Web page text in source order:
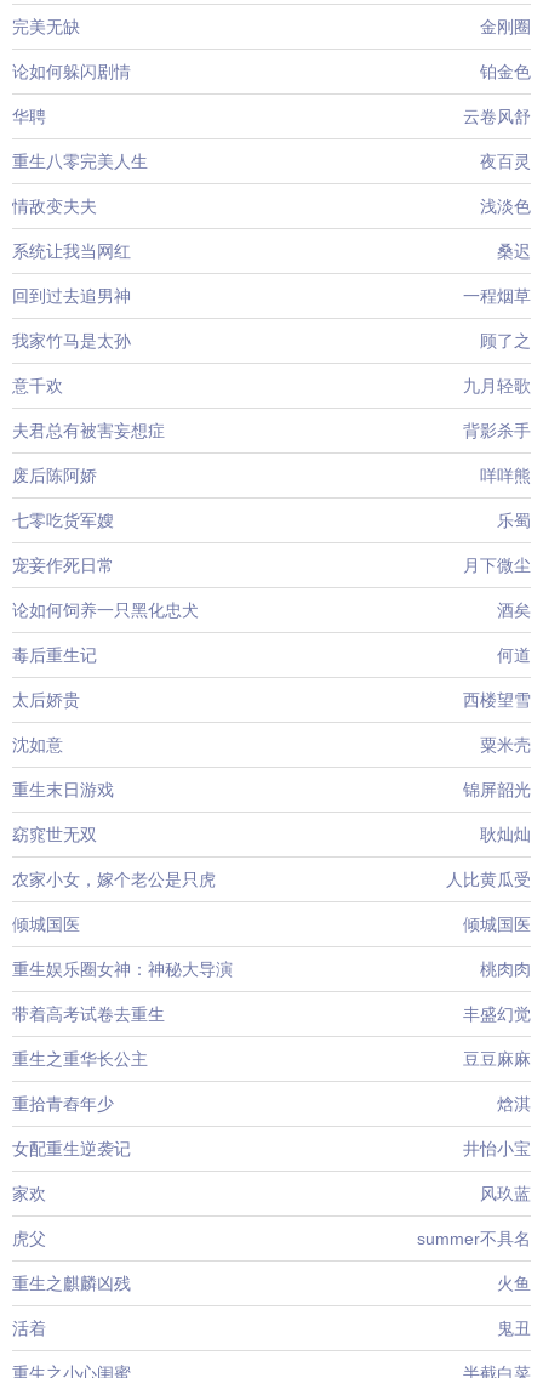
完美无缺 金刚圈
论如何躲闪剧情 铂金色
华聘 云卷风舒
重生八零完美人生 夜百灵
情敌变夫夫 浅淡色
系统让我当网红 桑迟
回到过去追男神 一程烟草
我家竹马是太孙 顾了之
意千欢 九月轻歌
夫君总有被害妄想症 背影杀手
废后陈阿娇 咩咩熊
七零吃货军嫂 乐蜀
宠妾作死日常 月下微尘
论如何饲养一只黑化忠犬 酒矣
毒后重生记 何道
太后娇贵 西楼望雪
沈如意 粟米壳
重生末日游戏 锦屏韶光
窈窕世无双 耿灿灿
农家小女，嫁个老公是只虎 人比黄瓜受
倾城国医 倾城国医
重生娱乐圈女神：神秘大导演 桃肉肉
带着高考试卷去重生 丰盛幻觉
重生之重华长公主 豆豆麻麻
重拾青舂年少 焓淇
女配重生逆袭记 井怡小宝
家欢 风玖蓝
虎父 summer不具名
重生之麒麟凶残 火鱼
活着 鬼丑
重生之小心闺蜜 半截白菜